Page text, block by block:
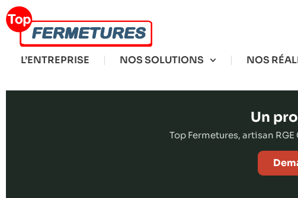
L’ENTREPRISE NOS SOLUTIONS NOS
Un
Top Fermetures, artisan